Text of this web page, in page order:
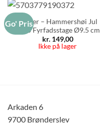
Go' PrisKähler – Hammershøi Jul
2025 Fyrfadsstage Ø9.5 cm
kr.149,00
Ikke på lager
Arkaden 6
9700 Brønderslev